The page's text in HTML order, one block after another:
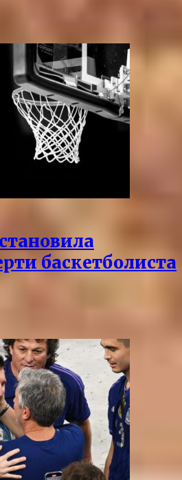
баскетболиста